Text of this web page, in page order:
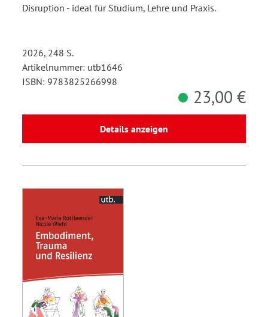
Disruption - ideal für Studium, Lehre und Praxis.
2026, 248 S.
Artikelnummer: utb1646
ISBN: 9783825266998
23,00 €
Details anzeigen